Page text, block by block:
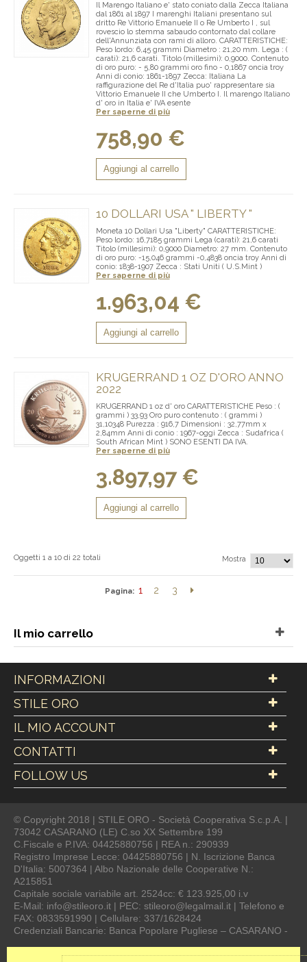
Il Marengo Italiano e' stato coniato dalla Zecca Italiana
dal 1861 al 1897 I marenghi Italiani presentano sul
dritto Re Vittorio Emanuele II o Re Umberto I , sul
rovescio lo stemma sabaudo contornato dal collare
dell'Annunziata con rami di alloro. CARATTERISTICHE:
Peso lordo: 6,45 grammi Diametro : 21,20 mm. Lega : (
carati): 21,6 carati. Titolo (millesimi): 0,9000. Contenuto
di oro puro: - 5,80 grammi oro fino - 0,1867 oncia troy
Anni di conio: 1861-1897 Zecca: Italiana La
raffigurazione del Re d'Italia puo' rappresentare sia
Vittorio Emanuele II che Umberto I. Il marengo Italiano
d' oro in Italia e' IVA esente
Per saperne di più
758,90 €
Aggiungi al carrello
10 DOLLARI USA " LIBERTY "
Moneta 10 Dollari Usa "Liberty" CARATTERISTICHE:
Peso lordo: 16,7185 grammi Lega (carati): 21,6 carati
Titolo (millesimi): 0,9000 Diametro: 27 mm. Contenuto
di oro puro: -15,046 grammi -0,4838 oncia troy Anni di
conio: 1838-1907 Zecca : Stati Uniti ( U.S.Mint )
Per saperne di più
1.963,04 €
Aggiungi al carrello
KRUGERRAND 1 OZ D'ORO ANNO
2022
KRUGERRAND 1 oz d' oro CARATTERISTICHE Peso : (
grammi ) 33,93 Oro puro contenuto : ( grammi )
31,10348 Purezza : 916,7 Dimensioni : 32,77mm x
2,84mm Anni di conio : 1967-oggi Zecca : Sudafrica (
South African Mint ) SONO ESENTI DA IVA.
Per saperne di più
3.897,97 €
Aggiungi al carrello
Oggetti 1 a 10 di 22 totali Mostra
Pagina: 1 2 3
Il mio carrello
INFORMAZIONI
STILE ORO
IL MIO ACCOUNT
CONTATTI
FOLLOW US
© Copyright 2018 | STILE ORO - Società Cooperativa S.c.p.A. |
73042 CASARANO (LE) C.so XX Settembre 199
C.Fiscale e P.IVA: 04425880756 | REA n.: 290939
Registro Imprese Lecce: 04425880756 | N. Iscrizione Banca
D'Italia: 5007364 | Albo Nazionale delle Cooperative N.:
A215851
Capitale sociale variabile art. 2524cc: € 123.925,00 i.v
E-Mail: info@stileoro.it | PEC: stileoro@legalmail.it | Telefono e
FAX: 0833591990 | Cellulare: 337/1628424
Credenziali Bancarie: Banca Popolare Pugliese – CASARANO -